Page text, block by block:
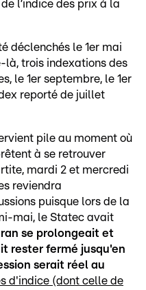
l’indice des prix à la
déclenchés le 1er mai
là, trois indexations des
le 1er septembre, le 1er
reporté de juillet
pile au moment où
à se retrouver
mardi 2 et mercredi
reviendra
puisque lors de la
mai, le Statec avait
se prolongeait et
rester fermé jusqu'en
serait réel au
d'indice (dont celle de